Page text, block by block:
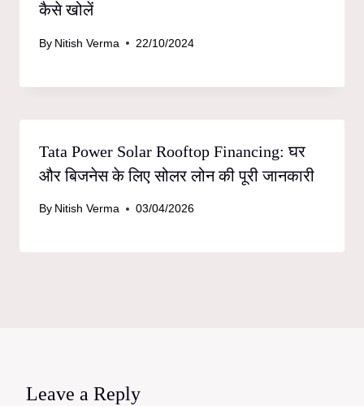
कैसे खोलें
By Nitish Verma 22/10/2024
Tata Power Solar Rooftop Financing: घर
और बिजनेस के लिए सोलर लोन की पूरी जानकारी
By Nitish Verma 03/04/2026
Leave a Reply